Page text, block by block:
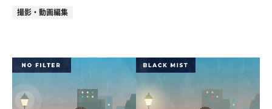
撮影・動画編集